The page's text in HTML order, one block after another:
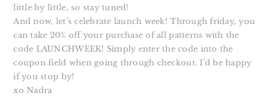
little by little, so stay tuned!
And now, let’s celebrate launch week! Through friday, you
can take 20% off your purchase of all patterns with the
code LAUNCHWEEK! Simply enter the code into the
coupon field when going through checkout. I’d be happy
if you stop by!
xo Nadra